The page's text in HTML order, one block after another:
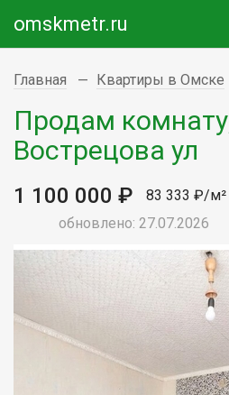
omskmetr.ru
Главная Квартиры в Омске
Продам
Вострецова ул
1 100 000 ₽
83 333 ₽/м²
обновлено: 27.07.2026